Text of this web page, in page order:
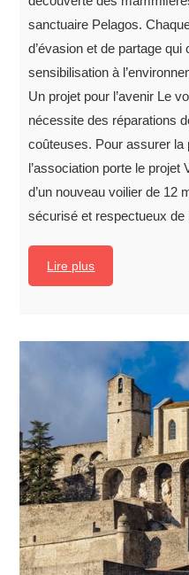
sanctuaire Pelagos.
d’évasion et de partage qui
sensibilisation à
Un projet pour l’avenir Le
nécessite des réparations
coûteuses. Pour assurer la
l’association porte le projet
d’un nouveau voilier de 12
sécurisé et respectueux
Lire plus